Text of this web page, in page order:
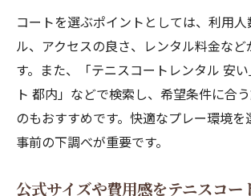
レンタル料金や予約のコツを知っ
テニスコートレンタル料金の
テニスコートの賢い予約方法
室内外テニスコートのレンタ
安いテニスコートを探してコ
方法
コートを選ぶポイントとしては、利用
ル、アクセスの良さ、レンタル料金など
す。また、「テニスコートレンタル 安
ト 都内」などで検索し、希望条件に合
のもおすすめです。快適なプレー環境を
事前の下調べが重要です。
公式サイズや費用感をテニスコー